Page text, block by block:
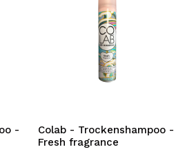
-
Colab - Trockenshampoo -
Fresh fragrance